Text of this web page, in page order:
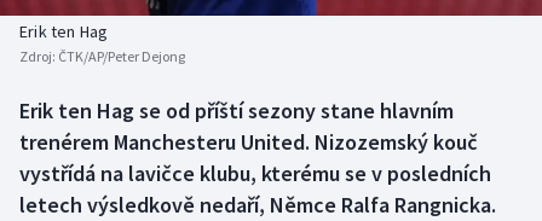
Basketbal
Boby a skeleton
Box
Aplikace ČT sport
Erik ten Hag
Zdroj: ČTK/AP/Peter Dejong
Erik ten Hag se od příští sezony stane hlavním
trenérem Manchesteru United. Nizozemský kouč
vystřídá na lavičce klubu, kterému se v posledních
letech výsledkově nedaří, Němce Ralfa Rangnicka.